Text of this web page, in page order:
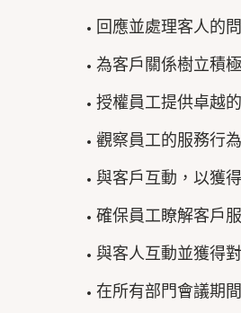
• 回應並處理客人的
• 為客戶關係樹立積
• 授權員工提供卓越
• 觀察員工的服務行
• 與客戶互動，以獲
• 確保員工瞭解客戶
• 與客人互動並獲得
• 在所有部門會議期